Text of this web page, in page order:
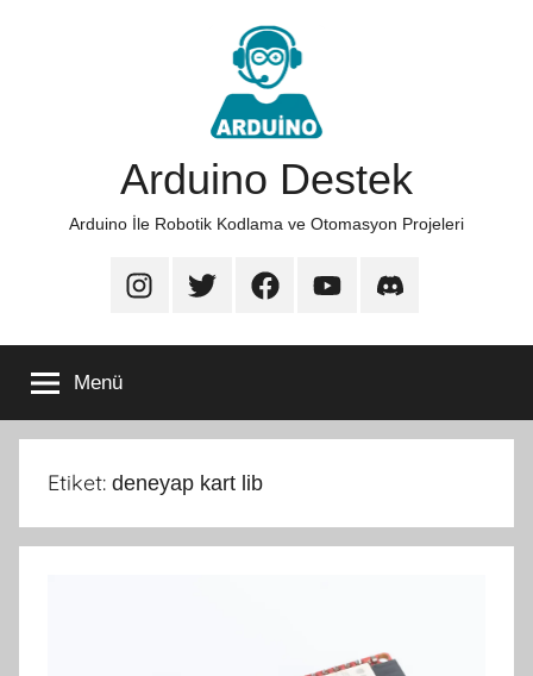
Arduino Destek
Arduino İle Robotik Kodlama ve Otomasyon Projeleri
Arduino
Instagram
Arduino
Twitter
Arduino
Facebook
Arduino
Youtube
Arduino
Discord
Menü
Etiket: deneyap kart lib